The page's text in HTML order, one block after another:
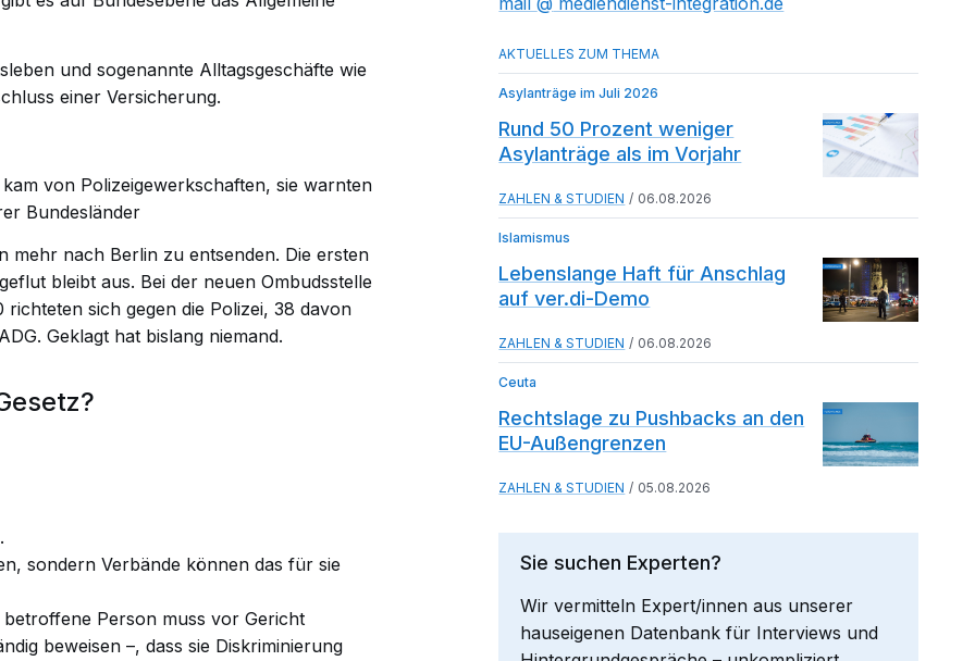
und sogenannte Alltagsgeschäfte wie
einer Versicherung.
von Polizeigewerkschaften, sie warnten
Bundesländer
mehr nach Berlin zu entsenden. Die ersten
bleibt aus. Bei der neuen Ombudsstelle
richteten sich gegen die Polizei, 38 davon
Geklagt hat bislang niemand.
sondern Verbände können das für sie
Person muss vor Gericht
beweisen –, dass sie Diskriminierung
Asylanträge im Juli 2026
Rund 50 Prozent weniger
Asylanträge als im Vorjahr
ZAHLEN & STUDIEN 06.08.2026
Islamismus
Lebenslange Haft für Anschlag
auf ver.di-Demo
ZAHLEN & STUDIEN 06.08.2026
Ceuta
Rechtslage zu Pushbacks an den
EU-Außengrenzen
ZAHLEN & STUDIEN 05.08.2026
Sie suchen Experten?
Wir vermitteln Expert/innen aus unserer
hauseigenen Datenbank für Interviews und